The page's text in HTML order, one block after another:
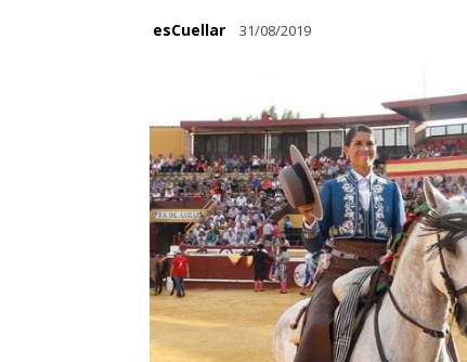
esCuellar 31/08/2019